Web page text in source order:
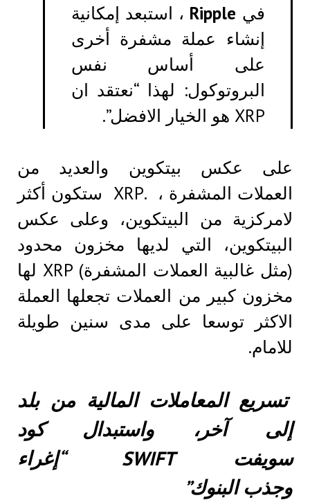
في Ripple ، استبعد إمكانية
إنشاء عملة مشفرة أخرى
على أساس نفس
البروتوكول: لهذا “نعتقد ان
XRP هو الخيار الافضل”.
على عكس بيتكوين والعديد من
العملات المشفرة ، .XRP ستكون أكثر
لامركزية من البيتكوين، وعلى عكس
البيتكوين، التي لديها مخزون محدود
(مثل غالبية العملات المشفرة) XRP لها
مخزون كبير من العملات تجعلها العملة
الاكثر توسعا على مدى سنين طويلة
للامام.
تسريع المعاملات المالية من بلد
إلى آخر، واستبدال كود
سويفت SWIFT “إغراء
وجذب البنوك”